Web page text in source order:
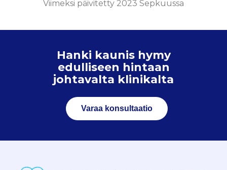
Viimeksi päivitetty 2023 Sepkuussa
Hanki kaunis hymy
edulliseen hintaan
johtavalta klinikalta
Varaa konsultaatio